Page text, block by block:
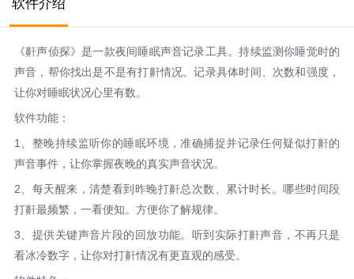
软件介绍
《鼾声侦探》是一款夜间睡眠声音记录工具。持续监测你睡觉时的
声音，帮你找出是不是有打鼾情况。记录具体时间、次数和强度，
让你对睡眠状况心里有数。
软件功能：
1、整晚持续监听你的睡眠环境，准确捕捉并记录任何疑似打鼾的
声音事件，让你掌握夜晚的真实声音状况。
2、每天醒来，清楚看到昨晚打鼾总次数、累计时长。哪些时间段
打鼾最频繁，一看便知。方便你了解规律。
3、提供关键声音片段的回放功能。听到实际打鼾声音，不再只是
看冰冷数字，让你对打鼾情况有更直观的感受。